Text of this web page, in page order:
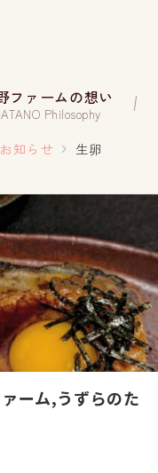
ファームの想い
Philosophy
お知らせ 生卵
ーム,うずらのた